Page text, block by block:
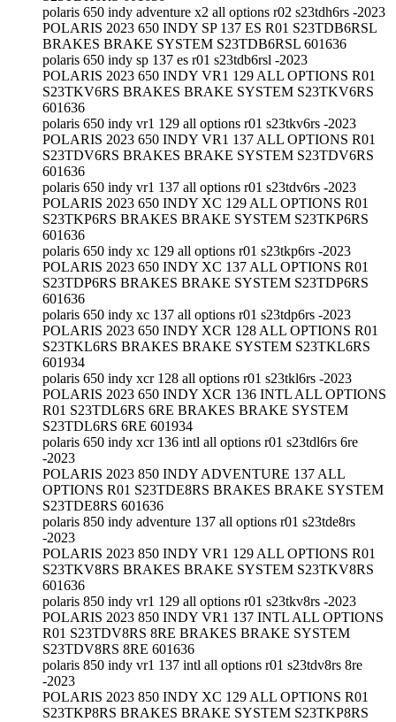
polaris 650 indy adventure x2 all options r02 s23tdh6rs -2023
POLARIS 2023 650 INDY SP 137 ES R01 S23TDB6RSL
BRAKES BRAKE SYSTEM S23TDB6RSL 601636
polaris 650 indy sp 137 es r01 s23tdb6rsl -2023
POLARIS 2023 650 INDY VR1 129 ALL OPTIONS R01
S23TKV6RS BRAKES BRAKE SYSTEM S23TKV6RS
601636
polaris 650 indy vr1 129 all options r01 s23tkv6rs -2023
POLARIS 2023 650 INDY VR1 137 ALL OPTIONS R01
S23TDV6RS BRAKES BRAKE SYSTEM S23TDV6RS
601636
polaris 650 indy vr1 137 all options r01 s23tdv6rs -2023
POLARIS 2023 650 INDY XC 129 ALL OPTIONS R01
S23TKP6RS BRAKES BRAKE SYSTEM S23TKP6RS
601636
polaris 650 indy xc 129 all options r01 s23tkp6rs -2023
POLARIS 2023 650 INDY XC 137 ALL OPTIONS R01
S23TDP6RS BRAKES BRAKE SYSTEM S23TDP6RS
601636
polaris 650 indy xc 137 all options r01 s23tdp6rs -2023
POLARIS 2023 650 INDY XCR 128 ALL OPTIONS R01
S23TKL6RS BRAKES BRAKE SYSTEM S23TKL6RS
601934
polaris 650 indy xcr 128 all options r01 s23tkl6rs -2023
POLARIS 2023 650 INDY XCR 136 INTL ALL OPTIONS
R01 S23TDL6RS 6RE BRAKES BRAKE SYSTEM
S23TDL6RS 6RE 601934
polaris 650 indy xcr 136 intl all options r01 s23tdl6rs 6re
-2023
POLARIS 2023 850 INDY ADVENTURE 137 ALL
OPTIONS R01 S23TDE8RS BRAKES BRAKE SYSTEM
S23TDE8RS 601636
polaris 850 indy adventure 137 all options r01 s23tde8rs
-2023
POLARIS 2023 850 INDY VR1 129 ALL OPTIONS R01
S23TKV8RS BRAKES BRAKE SYSTEM S23TKV8RS
601636
polaris 850 indy vr1 129 all options r01 s23tkv8rs -2023
POLARIS 2023 850 INDY VR1 137 INTL ALL OPTIONS
R01 S23TDV8RS 8RE BRAKES BRAKE SYSTEM
S23TDV8RS 8RE 601636
polaris 850 indy vr1 137 intl all options r01 s23tdv8rs 8re
-2023
POLARIS 2023 850 INDY XC 129 ALL OPTIONS R01
S23TKP8RS BRAKES BRAKE SYSTEM S23TKP8RS